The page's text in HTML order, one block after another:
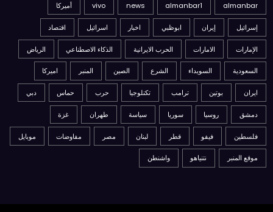
almanbar
almanbar1
news
vivo أميركا
إسرائيل إيران ابوظبي اخبار اسرائيل اقتصاد
الإمارات الامارات الحرب الايرانية الذكاء الاصطناعي الرياض
السعودية السويداء الشرع الصين المنبر اميركا
ايران بوتين ترامب تكنلوجيا حرب حماس دبي
دمشق روسيا سوريا سياسة طهران غزة
فلسطين فيفو قطر لبنان مصر مفاوضات موبايل
موقع المنبر نتنياهو واشنطن